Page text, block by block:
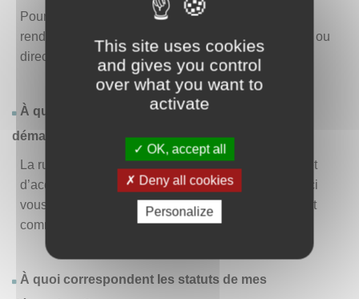
This site uses cookies
and gives you control
over what you want to
activate
OK, accept all
Deny all cookies
Personalize
Pour consulter la liste des démarches disponibles,
rendez-vous dans le menu « Liste des démarches » ou
directement en page d’accueil.
À quoi correspond la rubrique « Effectuer une
démarche » ?
La rubrique « Effectuer une démarche » vous permet
d’accéder à la liste des démarches disponibles. D’ici
vous pouvez choisir la démarche vous intéressant et
commencer à la remplir en un clic.
À quoi correspondent les statuts de mes